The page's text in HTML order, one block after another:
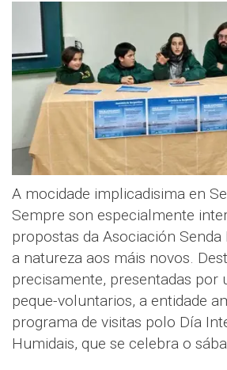
A mocidade implicadisima en
Sempre son especialmente
propostas da Asociación Senda
a natureza aos máis novos.
precisamente, presentadas por
peque-voluntarios, a entidade
programa de visitas polo Día
Humidais, que se celebra o